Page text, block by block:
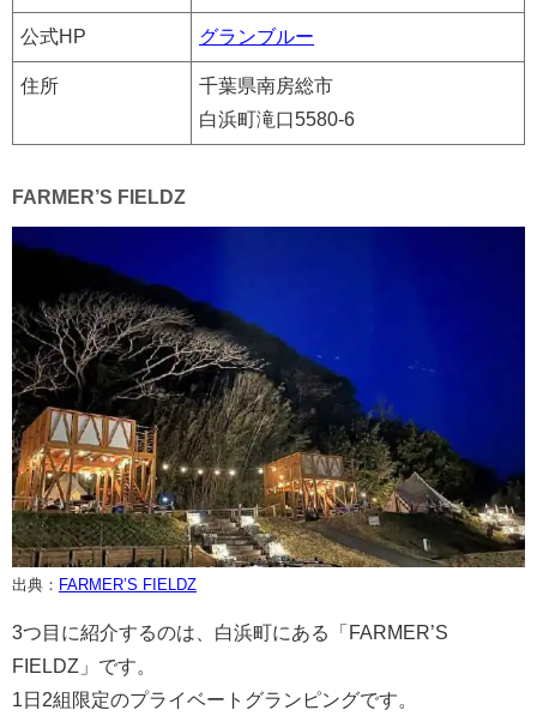
公式HP グランブルー
住所
千葉県南房総市
白浜町滝口5580-6
FARMER’S FIELDZ
出典： FARMER’S FIELDZ
3つ目に紹介するのは、白浜町にある「FARMER’S
FIELDZ」です。
1日2組限定のプライベートグランピングです。